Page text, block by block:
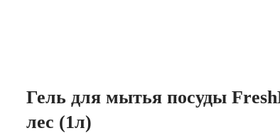
Гель для мытья посуды
лес (1л)